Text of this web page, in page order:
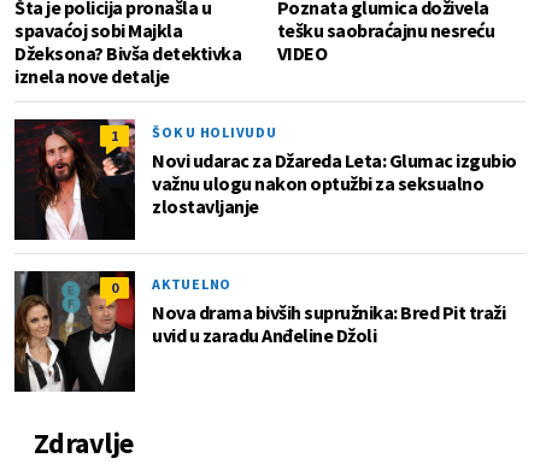
Šta je policija pronašla u
spavaćoj sobi Majkla
Džeksona? Bivša detektivka
iznela nove detalje
Poznata glumica doživela
tešku saobraćajnu nesreću
VIDEO
1 ŠOK U HOLIVUDU
Novi udarac za Džareda Leta: Glumac izgubio
važnu ulogu nakon optužbi za seksualno
zlostavljanje
0 AKTUELNO
Nova drama bivših supružnika: Bred Pit traži
uvid u zaradu Anđeline Džoli
Zdravlje